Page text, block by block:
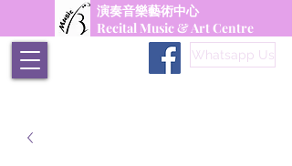
演奏音樂藝術中心
Recital Music & Art Centre
Whatsapp Us